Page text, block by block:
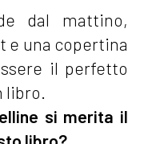
dal mattino,
e una copertina
il perfetto
si merita il